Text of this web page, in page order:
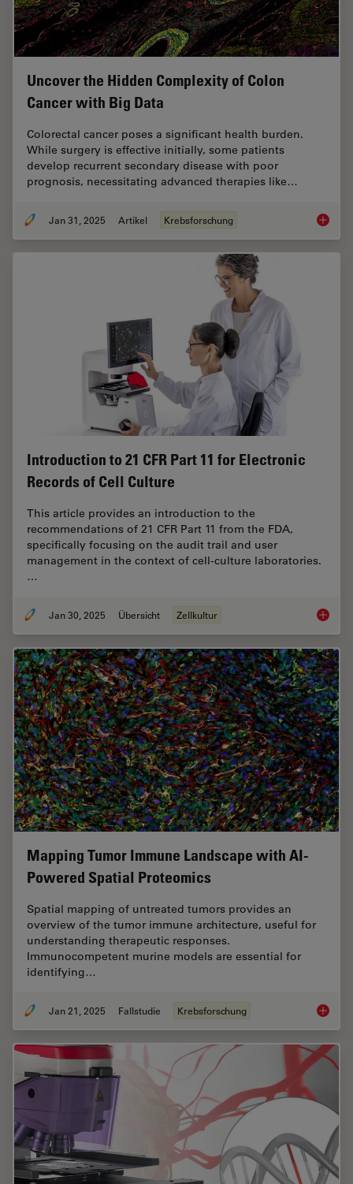
Uncover the Hidden Complexity of Colon
Cancer with Big Data
Colorectal cancer poses a significant health burden.
While surgery is effective initially, some patients
develop recurrent secondary disease with poor
prognosis, necessitating advanced therapies like…
Jan 31, 2025 Artikel Krebsforschung
Introduction to 21 CFR Part 11 for Electronic
Records of Cell Culture
This article provides an introduction to the
recommendations of 21 CFR Part 11 from the FDA,
specifically focusing on the audit trail and user
management in the context of cell-culture laboratories.
…
Jan 30, 2025 Übersicht Zellkultur
Mapping Tumor Immune Landscape with AI-
Powered Spatial Proteomics
Spatial mapping of untreated tumors provides an
overview of the tumor immune architecture, useful for
understanding therapeutic responses.
Immunocompetent murine models are essential for
identifying…
Jan 21, 2025 Fallstudie Krebsforschung